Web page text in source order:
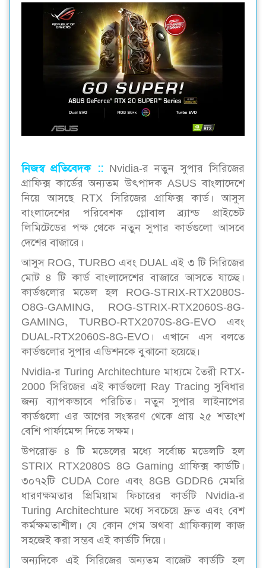
নিজস্ব প্রতিবেদক :: Nvidia-র নতুন সুপার সিরিজের
গ্রাফিক্স কার্ডের অন্যতম উৎপাদক ASUS বাংলাদেশে
নিয়ে আসছে RTX সিরিজের গ্রাফিক্স কার্ড। আসুস
বাংলাদেশের পরিবেশক গ্লোবাল ব্র্যান্ড প্রাইভেট
লিমিটেডের পক্ষ থেকে নতুন সুপার কার্ডগুলো আসবে
দেশের বাজারে।
আসুস ROG, TURBO এবং DUAL এই ৩ টি সিরিজের
মোট ৪ টি কার্ড বাংলাদেশের বাজারে আসতে যাচ্ছে।
কার্ডগুলোর মডেল হল ROG-STRIX-RTX2080S-
O8G-GAMING, ROG-STRIX-RTX2060S-8G-
GAMING, TURBO-RTX2070S-8G-EVO এবং
DUAL-RTX2060S-8G-EVO। এখানে এস বলতে
কার্ডগুলোর সুপার এডিশনকে বুঝানো হয়েছে।
Nvidia-র Turing Architechture মাধ্যমে তৈরী RTX-
2000 সিরিজের এই কার্ডগুলো Ray Tracing সুবিধার
জন্য ব্যাপকভাবে পরিচিত। নতুন সুপার লাইনাপের
কার্ডগুলো এর আগের সংস্করণ থেকে প্রায় ২৫ শতাংশ
বেশি পার্ফামেন্স দিতে সক্ষম।
উপরোক্ত ৪ টি মডেলের মধ্যে সর্বোচ্চ মডেলটি হল
STRIX RTX2080S 8G Gaming গ্রাফিক্স কার্ডটি।
৩০৭২টি CUDA Core এবং 8GB GDDR6 মেমরি
ধারণক্ষমতার প্রিমিয়াম ফিচারের কার্ডটি Nvidia-র
Turing Architechture মধ্যে সবচেয়ে দ্রুত এবং বেশ
কর্মক্ষমতাশীল। যে কোন গেম অথবা গ্রাফিক্যাল কাজ
সহজেই করা সম্ভব এই কার্ডটি দিয়ে।
অন্যদিকে এই সিরিজের অন্যতম বাজেট কার্ডটি হল